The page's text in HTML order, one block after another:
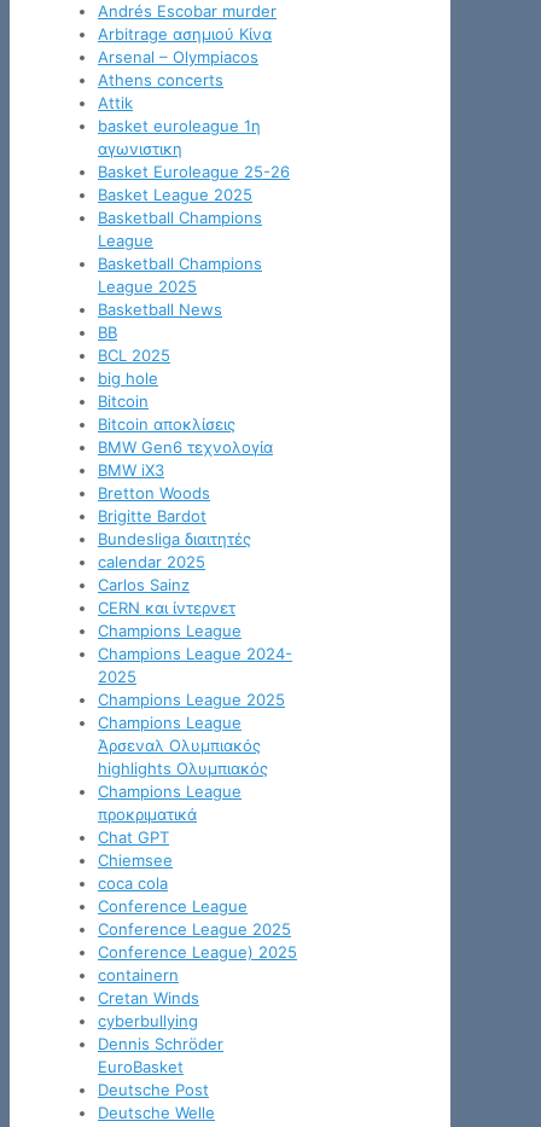
Andrés Escobar murder
Arbitrage ασημιού Κίνα
Arsenal – Olympiacos
Athens concerts
Attik
basket euroleague 1η
αγωνιστικη
Basket Euroleague 25-26
Basket League 2025
Basketball Champions
League
Basketball Champions
League 2025
Basketball News
BB
BCL 2025
big hole
Bitcoin
Bitcoin αποκλίσεις
BMW Gen6 τεχνολογία
BMW iX3
Bretton Woods
Brigitte Bardot
Bundesliga διαιτητές
calendar 2025
Carlos Sainz
CERN και ίντερνετ
Champions League
Champions League 2024-
2025
Champions League 2025
Champions League
Άρσεναλ Ολυμπιακός
highlights Ολυμπιακός
Champions League
προκριματικά
Chat GPT
Chiemsee
coca cola
Conference League
Conference League 2025
Conference League) 2025
containern
Cretan Winds
cyberbullying
Dennis Schröder
EuroBasket
Deutsche Post
Deutsche Welle